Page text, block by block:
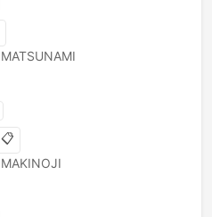
MATSUNAMI
📋
MAKINOJI